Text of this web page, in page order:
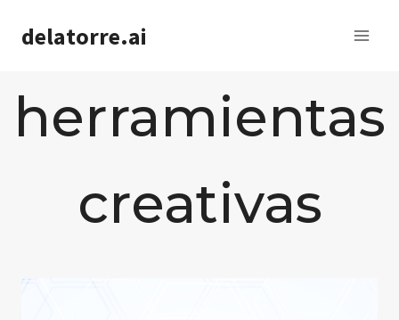
delatorre.ai
herramientas
creativas